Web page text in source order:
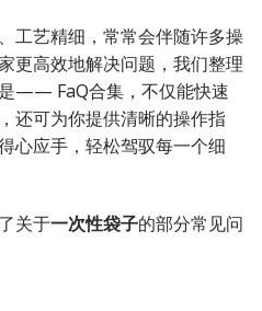
工艺精细，常常会伴随许多操
更高效地解决问题，我们整理
—— FaQ合集，不仅能快速
还可为你提供清晰的操作指
心应手，轻松驾驭每一个细
关于一次性袋子的部分常见问